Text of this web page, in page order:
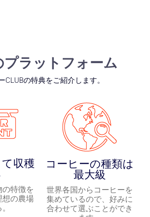
プラットフォーム
CLUBの特典をご紹介します。
収穫
特徴を
想の農場
コーヒーの種類は
最大級
世界各国からコーヒーを
集めているので、好みに
合わせて選ぶことができ